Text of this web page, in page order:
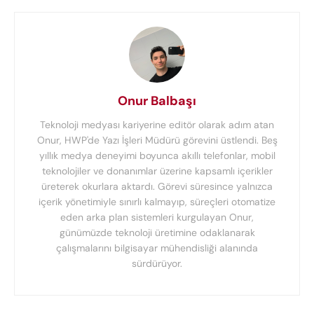
Onur Balbaşı
Teknoloji medyası kariyerine editör olarak adım atan
Onur, HWP'de Yazı İşleri Müdürü görevini üstlendi. Beş
yıllık medya deneyimi boyunca akıllı telefonlar, mobil
teknolojiler ve donanımlar üzerine kapsamlı içerikler
üreterek okurlara aktardı. Görevi süresince yalnızca
içerik yönetimiyle sınırlı kalmayıp, süreçleri otomatize
eden arka plan sistemleri kurgulayan Onur,
günümüzde teknoloji üretimine odaklanarak
çalışmalarını bilgisayar mühendisliği alanında
sürdürüyor.